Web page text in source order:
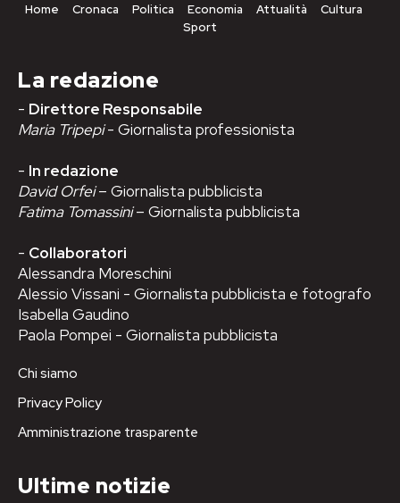
Home Cronaca Politica Economia Attualità
Cultura
Sport
La redazione
- Direttore Responsabile
Maria Tripepi- Giornalista professionista
- In redazione
David Orfei– Giornalista pubblicista
Fatima Tomassini– Giornalista pubblicista
- Collaboratori
Alessandra Moreschini
Alessio Vissani - Giornalista pubblicista e fotografo
Isabella Gaudino
Paola Pompei - Giornalista pubblicista
Chi siamo
Privacy Policy
Amministrazione trasparente
Ultime notizie